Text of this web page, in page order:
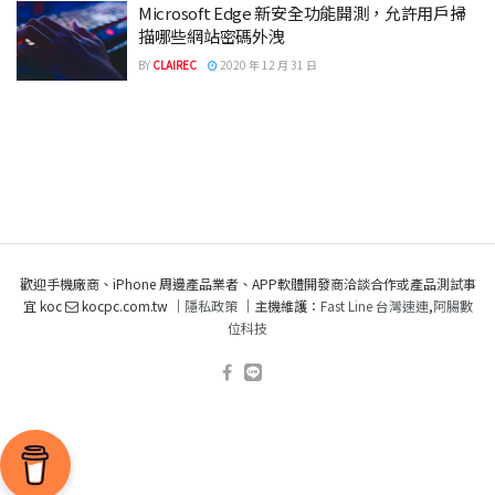
Microsoft Edge 新安全功能開測，允許用戶掃
描哪些網站密碼外洩
BY CLAIREC 2020 年 12 月 31 日
歡迎手機廠商、iPhone 周邊產品業者、APP軟體開發商洽談合作或產品測試事
宜 koc
kocpc.com.tw ｜ 隱私政策｜主機維護： Fast Line 台灣速連,阿腸數
位科技